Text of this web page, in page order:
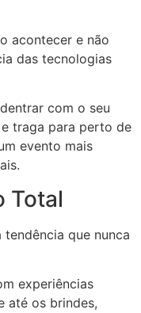
acontecer e não
das tecnologias
com o seu
traga para perto de
evento mais
Total
que nunca
experiências
até os brindes,